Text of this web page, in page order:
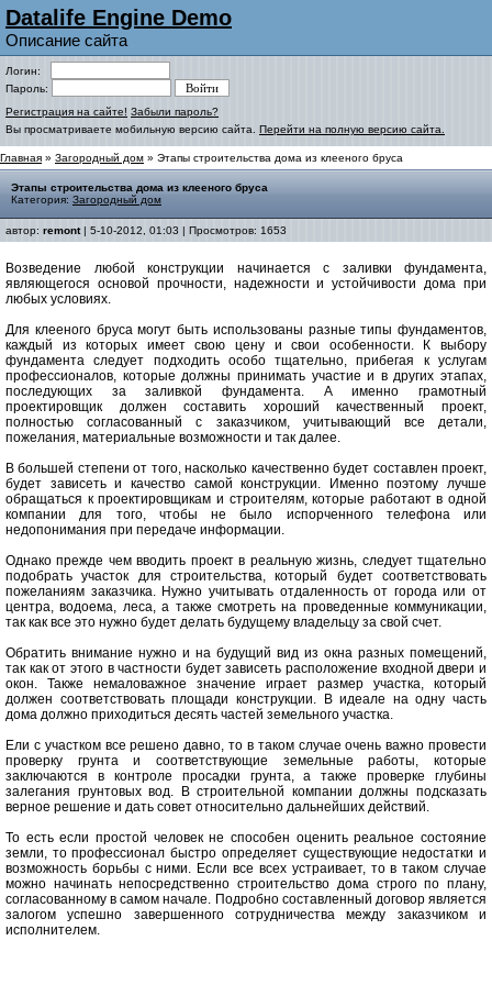
Datalife Engine Demo
Описание сайта
Логин:
Пароль:
Регистрация на сайте! Забыли пароль?
Вы просматриваете мобильную версию сайта. Перейти на полную версию сайта.
Главная » Загородный дом » Этапы строительства дома из клееного бруса
Этапы строительства дома из клееного бруса
Категория: Загородный дом
автор: remont| 5-10-2012, 01:03 | Просмотров: 1653
Возведение любой конструкции начинается с заливки фундамента,
являющегося основой прочности, надежности и устойчивости дома при
любых условиях.
Для клееного бруса могут быть использованы разные типы фундаментов,
каждый из которых имеет свою цену и свои особенности. К выбору
фундамента следует подходить особо тщательно, прибегая к услугам
профессионалов, которые должны принимать участие и в других этапах,
последующих за заливкой фундамента. А именно грамотный
проектировщик должен составить хороший качественный проект,
полностью согласованный с заказчиком, учитывающий все детали,
пожелания, материальные возможности и так далее.
В большей степени от того, насколько качественно будет составлен проект,
будет зависеть и качество самой конструкции. Именно поэтому лучше
обращаться к проектировщикам и строителям, которые работают в одной
компании для того, чтобы не было испорченного телефона или
недопонимания при передаче информации.
Однако прежде чем вводить проект в реальную жизнь, следует тщательно
подобрать участок для строительства, который будет соответствовать
пожеланиям заказчика. Нужно учитывать отдаленность от города или от
центра, водоема, леса, а также смотреть на проведенные коммуникации,
так как все это нужно будет делать будущему владельцу за свой счет.
Обратить внимание нужно и на будущий вид из окна разных помещений,
так как от этого в частности будет зависеть расположение входной двери и
окон. Также немаловажное значение играет размер участка, который
должен соответствовать площади конструкции. В идеале на одну часть
дома должно приходиться десять частей земельного участка.
Ели с участком все решено давно, то в таком случае очень важно провести
проверку грунта и соответствующие земельные работы, которые
заключаются в контроле просадки грунта, а также проверке глубины
залегания грунтовых вод. В строительной компании должны подсказать
верное решение и дать совет относительно дальнейших действий.
То есть если простой человек не способен оценить реальное состояние
земли, то профессионал быстро определяет существующие недостатки и
возможность борьбы с ними. Если все всех устраивает, то в таком случае
можно начинать непосредственно строительство дома строго по плану,
согласованному в самом начале. Подробно составленный договор является
залогом успешно завершенного сотрудничества между заказчиком и
исполнителем.